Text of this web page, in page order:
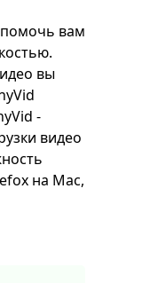
вам
вы
-
видео
на Mac,